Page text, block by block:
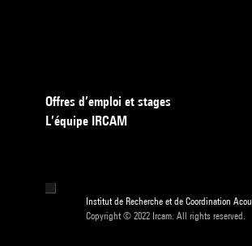
Offres d’emploi et stages
L’équipe IRCAM
Institut de Recherche et de Coordination
Copyright © 2022 Ircam. All rights reserved.